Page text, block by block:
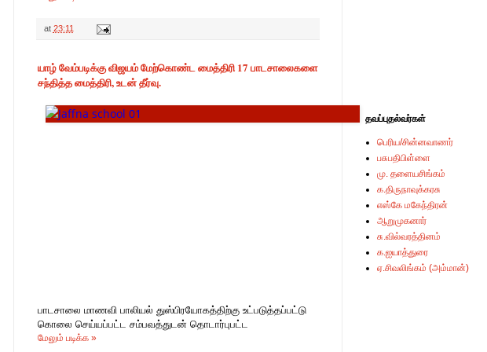
at 23:11
யாழ் வேம்படிக்கு விஜயம் மேற்கொண்ட மைத்திரி 17 பாடசாலைகளை
சந்தித்த மைத்திரி, உடன் தீர்வு.
பாடசாலை மாணவி பாலியல் துஸ்பிரயோகத்திற்கு உட்படுத்தப்பட்டு
கொலை செய்யப்பட்ட சம்பவத்துடன் தொடார்புபட்ட
மேலும் படிக்க »
தவப்புதல்வர்கள்
பெரிய/சின்னவாணர்
பசுபதிபிள்ளை
மு. தளையசிங்கம்
க.திருநாவுக்கரசு
எஸ்கே மகேந்திரன்
ஆறுமுகனார்
சு.வில்வரத்தினம்
க.ஐயாத்துரை
ஏ.சிவலிங்கம் (அம்மான்)